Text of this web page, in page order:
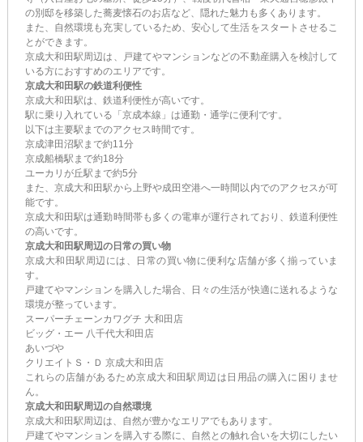
の別邸を移築した蕎麦懐石のお店など、隠れた魅力も多くあります。
また、自然環境も充実しているため、安心して生活をスタートさせるこ
とができます。
京成大和田駅周辺は、戸建てやマンションなどの不動産購入を検討して
いる方におすすめのエリアです。
京成大和田駅の鉄道利便性
京成大和田駅は、鉄道利便性が高いです。
駅に乗り入れている 「京成本線」 は通勤・通学に便利です。
以下は主要駅までのアクセス時間です。
京成津田沼駅まで約11分
京成船橋駅まで約18分
ユーカリが丘駅まで約5分
また、京成大和田駅から上野や成田空港へ一時間以内でのアクセスが可
能です。
京成大和田駅は通勤時間帯も多くの電車が運行されており、鉄道利便性
の高いです。
京成大和田駅周辺の日常の買い物
京成大和田駅周辺には、日常の買い物に便利な店舗が多く揃っていま
す。
戸建てやマンションを購入した場合、日々の生活が快適に送れるような
環境が整っています。
スーパーチェーンカワグチ 大和田店
ビッグ・エー 八千代大和田店
あいづや
クリエイトＳ・Ｄ 京成大和田店
これらの店舗があるため京成大和田駅周辺は日用品の購入に困りませ
ん。
京成大和田駅周辺の自然環境
京成大和田駅周辺は、自然が豊かなエリアでもあります。
戸建てやマンションを購入する際に、自然との触れ合いを大切にしたい